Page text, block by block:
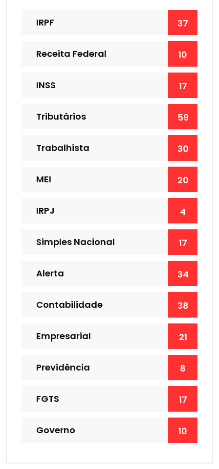
IRPF 37
Receita Federal 10
INSS 17
Tributários 59
Trabalhista 30
MEI 20
IRPJ 4
Simples Nacional 17
Alerta 34
Contabilidade 38
Empresarial 21
Previdência 8
FGTS 17
Governo 10